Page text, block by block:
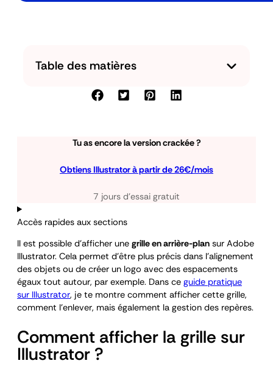
Table des matières
Tu as encore la version crackée ?
Obtiens Illustrator à partir de 26€/mois
7 jours d’essai gratuit
Accès rapides aux sections
Il est possible d’afficher une grille en arrière-plan sur Adobe
Illustrator. Cela permet d’être plus précis dans l’alignement
des objets ou de créer un logo avec des espacements
égaux tout autour, par exemple. Dans ce guide pratique
sur Illustrator, je te montre comment afficher cette grille,
comment l’enlever, mais également la gestion des repères.
Comment afficher la grille sur
Illustrator ?